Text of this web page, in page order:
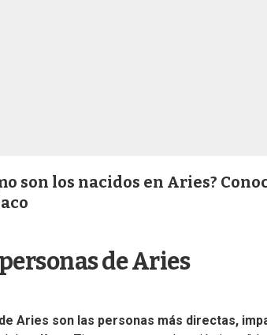
son los nacidos en Aries?
de Aries
Aries son las personas más directas,